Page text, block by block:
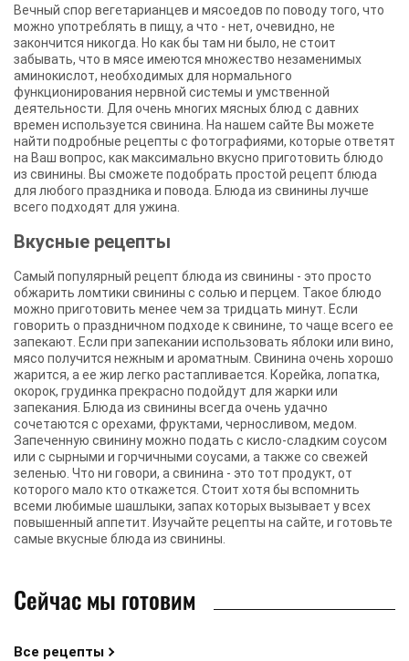
Вечный спор вегетарианцев и мясоедов по поводу того, что
можно употреблять в пищу, а что - нет, очевидно, не
закончится никогда. Но как бы там ни было, не стоит
забывать, что в мясе имеются множество незаменимых
аминокислот, необходимых для нормального
функционирования нервной системы и умственной
деятельности. Для очень многих мясных блюд с давних
времен используется свинина. На нашем сайте Вы можете
найти подробные рецепты с фотографиями, которые ответят
на Ваш вопрос, как максимально вкусно приготовить блюдо
из свинины. Вы сможете подобрать простой рецепт блюда
для любого праздника и повода. Блюда из свинины лучше
всего подходят для ужина.
Вкусные рецепты
Самый популярный рецепт блюда из свинины - это просто
обжарить ломтики свинины с солью и перцем. Такое блюдо
можно приготовить менее чем за тридцать минут. Если
говорить о праздничном подходе к свинине, то чаще всего ее
запекают. Если при запекании использовать яблоки или вино,
мясо получится нежным и ароматным. Свинина очень хорошо
жарится, а ее жир легко растапливается. Корейка, лопатка,
окорок, грудинка прекрасно подойдут для жарки или
запекания. Блюда из свинины всегда очень удачно
сочетаются с орехами, фруктами, черносливом, медом.
Запеченную свинину можно подать с кисло-сладким соусом
или с сырными и горчичными соусами, а также со свежей
зеленью. Что ни говори, а свинина - это тот продукт, от
которого мало кто откажется. Стоит хотя бы вспомнить
всеми любимые шашлыки, запах которых вызывает у всех
повышенный аппетит. Изучайте рецепты на сайте, и готовьте
самые вкусные блюда из свинины.
Сейчас мы готовим
Все рецепты